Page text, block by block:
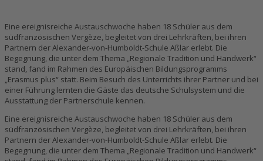
Eine ereignisreiche Austauschwoche haben 18 Schüler aus dem
südfranzösischen Vergèze, begleitet von drei Lehrkräften, bei ihren
Partnern der Alexander-von-Humboldt-Schule Aßlar erlebt. Die
Begegnung, die unter dem Thema „Regionale Tradition und Handwerk“
stand, fand im Rahmen des Europäischen Bildungsprogramms
„Erasmus plus“ statt. Beim Besuch des Unterrichts ihrer Partner und bei
einer Führung lernten die Gäste das deutsche Schulsystem und die
Ausstattung der Partnerschule kennen.
Eine ereignisreiche Austauschwoche haben 18 Schüler aus dem
südfranzösischen Vergèze, begleitet von drei Lehrkräften, bei ihren
Partnern der Alexander-von-Humboldt-Schule Aßlar erlebt. Die
Begegnung, die unter dem Thema „Regionale Tradition und Handwerk“